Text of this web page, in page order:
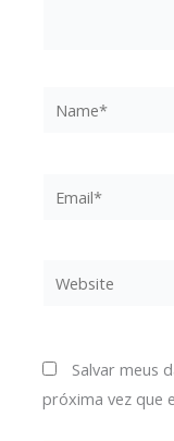
Website
Salvar meus
próxima vez que